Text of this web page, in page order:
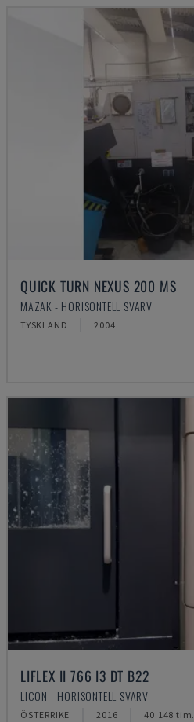
QUICK TURN NEXUS 200 MS
MAZAK - HORISONTELL SVARV
TYSKLAND 2004
LIFLEX II 766 I3 DT B22
LICON - HORISONTELL SVARV
ÖSTERRIKE 2016 40.148 tim.